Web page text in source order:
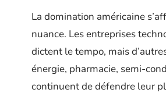
La domination américaine
nuance. Les entreprises
dictent le tempo, mais
énergie, pharmacie, semi-
continuent de défendre leur